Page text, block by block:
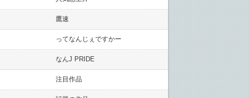
鷹速
ってなんじぇですかー
なんJ PRIDE
注目作品